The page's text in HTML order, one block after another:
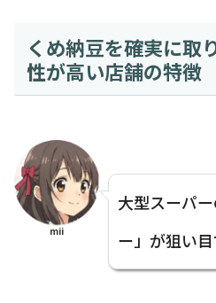
くめ納豆を確実に取
性が高い店舗の特徴
mii
大型スーパ
ー」が狙い目